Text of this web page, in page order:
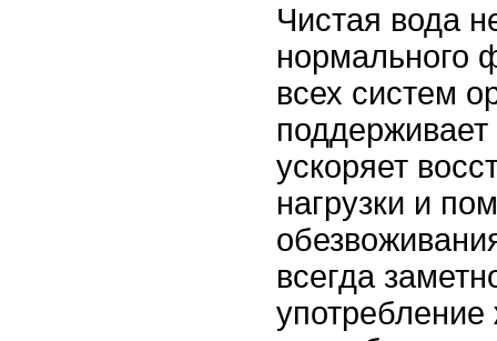
Чистая вода
нормального
всех систем
ускоряет
нагрузки и
всегда
употребление